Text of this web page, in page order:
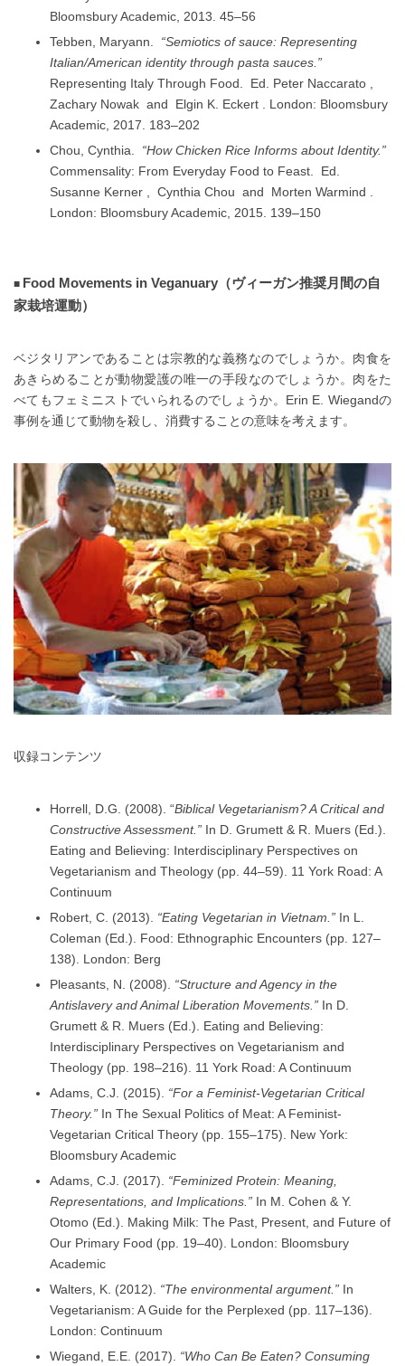
Bloomsbury Academic, 2013. 45–56
Tebben, Maryann. “Semiotics of sauce: Representing
Italian/American identity through pasta sauces.”
Representing Italy Through Food. Ed. Peter Naccarato ,
Zachary Nowak and Elgin K. Eckert . London: Bloomsbury
Academic, 2017. 183–202
Chou, Cynthia. “How Chicken Rice Informs about Identity.”
Commensality: From Everyday Food to Feast. Ed.
Susanne Kerner , Cynthia Chou and Morten Warmind .
London: Bloomsbury Academic, 2015. 139–150
Food Movements in Veganuary（ヴィーガン推奨月間の自
家栽培運動）
ベジタリアンであることは宗教的な義務なのでしょうか。肉食を
あきらめることが動物愛護の唯一の手段なのでしょうか。肉をた
べてもフェミニストでいられるのでしょうか。Erin E. Wiegandの
事例を通じて動物を殺し、消費することの意味を考えます。
収録コンテンツ
Horrell, D.G. (2008). “Biblical Vegetarianism? A Critical and
Constructive Assessment.” In D. Grumett & R. Muers (Ed.).
Eating and Believing: Interdisciplinary Perspectives on
Vegetarianism and Theology (pp. 44–59). 11 York Road: A
Continuum
Robert, C. (2013). “Eating Vegetarian in Vietnam.” In L.
Coleman (Ed.). Food: Ethnographic Encounters (pp. 127–
138). London: Berg
Pleasants, N. (2008). “Structure and Agency in the
Antislavery and Animal Liberation Movements.” In D.
Grumett & R. Muers (Ed.). Eating and Believing:
Interdisciplinary Perspectives on Vegetarianism and
Theology (pp. 198–216). 11 York Road: A Continuum
Adams, C.J. (2015). “For a Feminist-Vegetarian Critical
Theory.” In The Sexual Politics of Meat: A Feminist-
Vegetarian Critical Theory (pp. 155–175). New York:
Bloomsbury Academic
Adams, C.J. (2017). “Feminized Protein: Meaning,
Representations, and Implications.” In M. Cohen & Y.
Otomo (Ed.). Making Milk: The Past, Present, and Future of
Our Primary Food (pp. 19–40). London: Bloomsbury
Academic
Walters, K. (2012). “The environmental argument.” In
Vegetarianism: A Guide for the Perplexed (pp. 117–136).
London: Continuum
Wiegand, E.E. (2017). “Who Can Be Eaten? Consuming